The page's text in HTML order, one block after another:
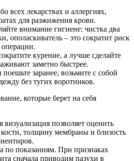
всех лекарствах и аллергиях,
для разжижения крови.
внимание гигиене: чистка два
ополаскиватель – это сократит риск
операции.
курение, а лучше сделайте
заметно быстрее.
заранее, возьмите с собой
без тугих воротников.
которые берет на себя
позволяет оценить
толщину мембраны и близость
по показаниям. При признаках
сначала приводим пазухи в